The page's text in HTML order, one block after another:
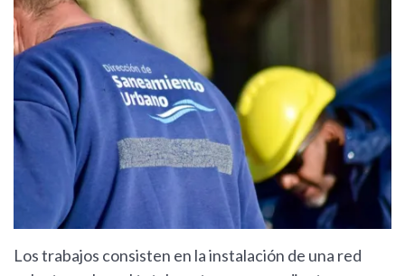
Los trabajos consisten en la instalación de una red